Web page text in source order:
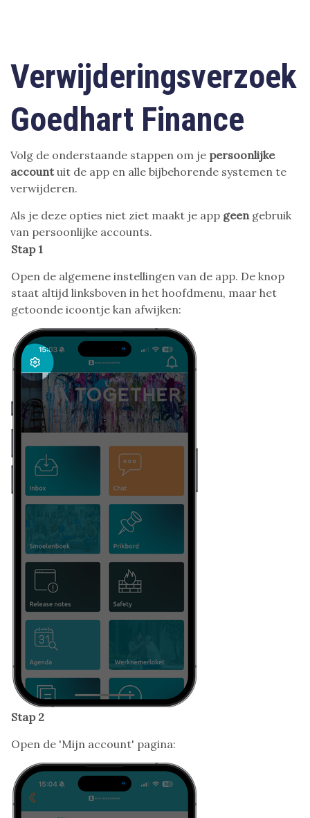
Verwijderingsverzoek
Goedhart Finance
Volg de onderstaande stappen om je persoonlijke
accountuit de app en alle bijbehorende systemen te
verwijderen.
Als je deze opties niet ziet maakt je app geen gebruik
van persoonlijke accounts.
Stap 1
Open de algemene instellingen van de app. De knop
staat altijd linksboven in het hoofdmenu, maar het
getoonde icoontje kan afwijken:
Stap 2
Open de 'Mijn account' pagina: